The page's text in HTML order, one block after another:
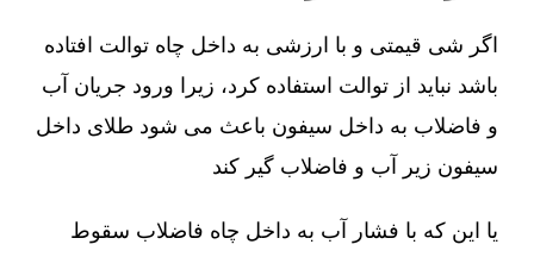
اگر شی قیمتی و با ارزشی به داخل چاه توالت افتاده
باشد نباید از توالت استفاده کرد، زیرا ورود جریان آب
و فاضلاب به داخل سیفون باعث می شود طلای داخل
سیفون زیر آب و فاضلاب گیر کند
یا این که با فشار آب به داخل چاه فاضلاب سقوط